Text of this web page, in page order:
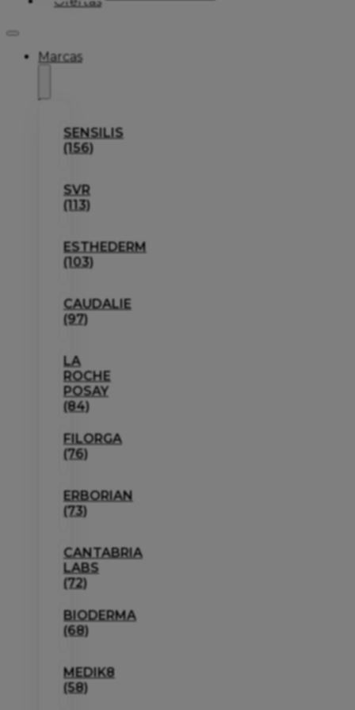
Marcas
SENSILIS
(156)
SVR
(113)
ESTHEDERM
(103)
CAUDALIE
(97)
LA
ROCHE
POSAY
(84)
FILORGA
(76)
ERBORIAN
(73)
CANTABRIA
LABS
(72)
BIODERMA
(68)
MEDIK8
(58)